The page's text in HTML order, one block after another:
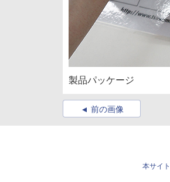
製品パッケージ
前の画像
本サイ